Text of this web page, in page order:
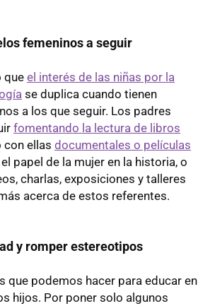
femeninos a seguir
que el interés de las niñas por la
se duplica cuando tienen
a los que seguir. Los padres
fomentando la lectura de libros
con ellas documentales o películas
papel de la mujer en la historia, o
charlas, exposiciones y talleres
acerca de estos referentes.
y romper estereotipos
que podemos hacer para educar en
hijos. Por poner solo algunos